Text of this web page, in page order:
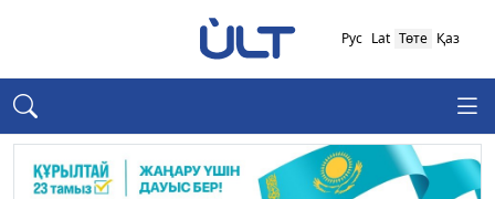
Қаз
Төте
Lat
Рус